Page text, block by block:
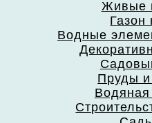
Живые
Газон
Водные
Пруды